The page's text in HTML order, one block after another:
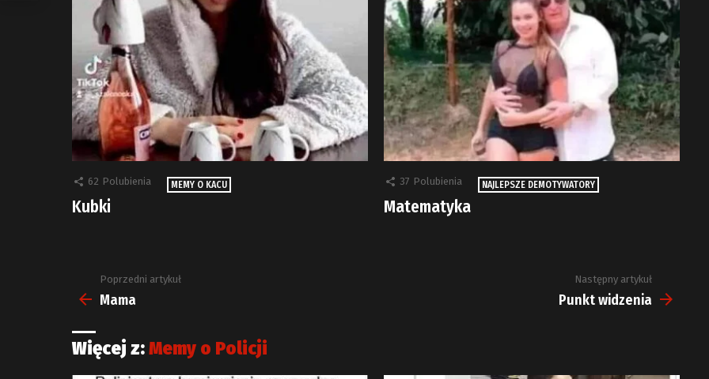
62 Polubienia MEMY O KACU
Kubki
37 Polubienia NAJLEPSZE DEMOTYWATORY
Matematyka
Zobacz
więcej
Poprzedni artykuł
Mama
Następny artykuł
Punkt widzenia
Więcej z:Memy o Policji